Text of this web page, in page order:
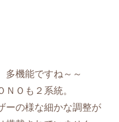
機能ですね～～
ＯＮＯも２系統。
の様な細かな調整が